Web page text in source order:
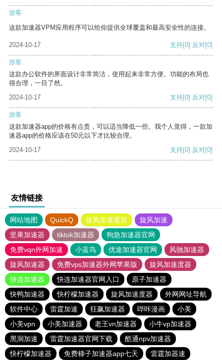
游客
这款加速器VPM应用程序可以给你提供全球覆盖和最高安全性的连接。
2024-10-17 支持[0] 反对[0]
游客
这款办公软件的界面设计非常简洁，使用起来非常方便。功能的布局也
很合理，一目了然。
2024-10-17
支持[0] 反对[0]
游客
这款加速器app的价格有点贵，可以适当降低一些。我个人觉得，一款加
速器app的价格应该在50元以下才比较合理。
2024-10-17
支持[0] 反对[0]
友情链接
网站地图 QuickQ 旋风加速度器
旋风加速
坚果加速器
tiktok加速器
狗急加速器官网
免费vqn外网加速
小蓝鸟 优途加速器官网
风驰加速器
旋风加速器
免费vps加速器外网苹果版
旋风加速度器
快连加速器
快连加速器官网入口
原子加速器
快鸭加速器
快柠檬加速器 旋风加速度器
外网网址导航
软件中心
雷霆加速 狂飙加速器 哔咔漫画
小美
小美vpn
小美加速器 老王vn加速器
小牛vp加速器
黑洞加速
雷霆加速器官网下载
酷通npv加速器
快柠檬加速器
免费梯子加速器app七天
雷霆加器速